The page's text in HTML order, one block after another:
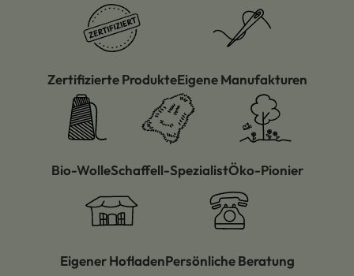
Zertifizierte ProdukteEigene Manufakturen
Bio-WolleSchaffell-SpezialistÖko-Pionier
Eigener HofladenPersönliche Beratung